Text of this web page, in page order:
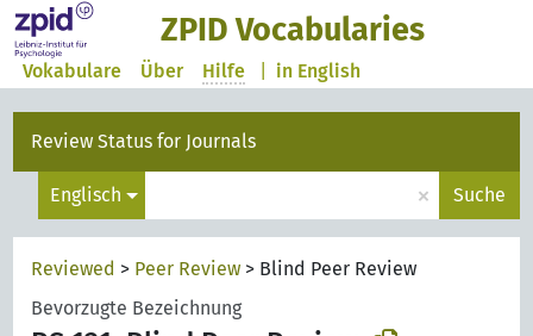
ZPID Vocabularies
in English
Vokabulare Über Hilfe
Review Status for Journals
Englisch × Suche
Reviewed > Peer Review > Blind Peer Review
Bevorzugte Bezeichnung